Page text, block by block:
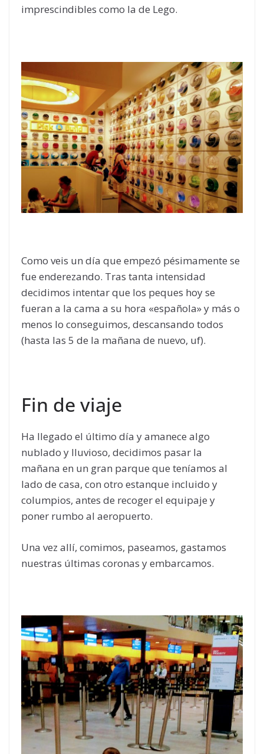
imprescindibles como la de Lego.
Como veis un día que empezó pésimamente se
fue enderezando. Tras tanta intensidad
decidimos intentar que los peques hoy se
fueran a la cama a su hora «española» y más o
menos lo conseguimos, descansando todos
(hasta las 5 de la mañana de nuevo, uf).
Fin de viaje
Ha llegado el último día y amanece algo
nublado y lluvioso, decidimos pasar la
mañana en un gran parque que teníamos al
lado de casa, con otro estanque incluido y
columpios, antes de recoger el equipaje y
poner rumbo al aeropuerto.
Una vez allí, comimos, paseamos, gastamos
nuestras últimas coronas y embarcamos.